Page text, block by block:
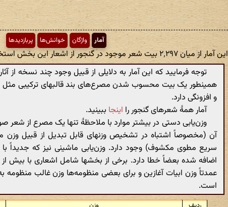
آمار واژگان خوانش‌ها پربازدیدها
این آمار از میان ۲٬۲۹۷ بیت شعر موجود در گنجور از اشعار این بخش استخراج شده است.
توجه فرمایید که این آمار به دلایلی از قبیل وجود چند نسخه از
همینطور یک بیت محسوب شدن مصرع‌های بند قالبهای ترکیبی
و افزونگی دارد.
آمار همهٔ شعرهای گنجور را اینجا ببینید.
وزن‌یابی دستی در بیشتر موارد با ملاحظهٔ تنها یک مصرع از شعر
آن (مخصوصاً اشتباه در تشخیص وزنهای قابل تبدیل از قبیل
سریع مطوی مکشوف) وجود دارد. وزن‌یابی ماشینی نیز که جدیداً با
اضافه شده بعضاً خطا دارد. برخی از بخشها شامل اشعاری با بیش
عمدتاً وزن ابیات آغازین و برای بعضی منظومه‌ها وزن غالب
است.